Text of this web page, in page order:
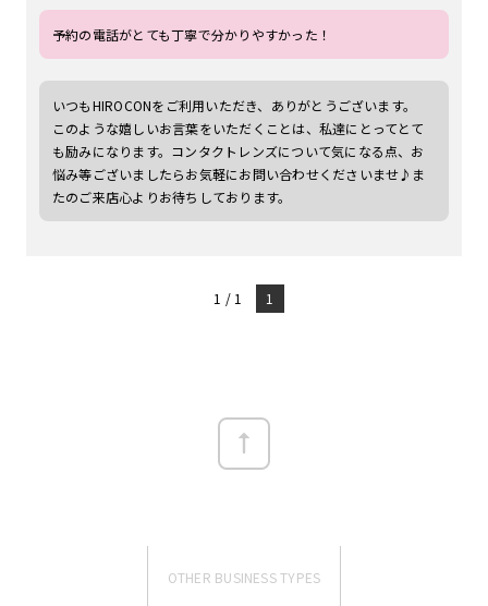
予約の電話がとても丁寧で分かりやすかった！
いつもHIROCONをご利用いただき、ありがとうございます。
このような嬉しいお言葉をいただくことは、私達にとってとて
も励みになります。コンタクトレンズについて気になる点、お
悩み等ございましたらお気軽にお問い合わせくださいませ♪ま
たのご来店心よりお待ちしております。
1 / 1 1
OTHER BUSINESS TYPES